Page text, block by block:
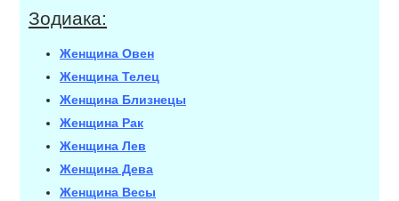
Зодиака:
Женщина Овен
Женщина Телец
Женщина Близнецы
Женщина Рак
Женщина Лев
Женщина Дева
Женщина Весы